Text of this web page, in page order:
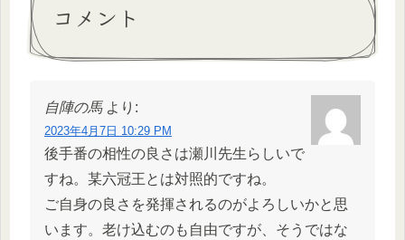
コメント
自陣の馬 より:
2023年4月7日 10:29 PM
後手番の相性の良さは瀬川先生らしいで
すね。某六冠王とは対照的ですね。
ご自身の良さを発揮されるのがよろしいかと思
います。老け込むのも自由ですが、そうではな